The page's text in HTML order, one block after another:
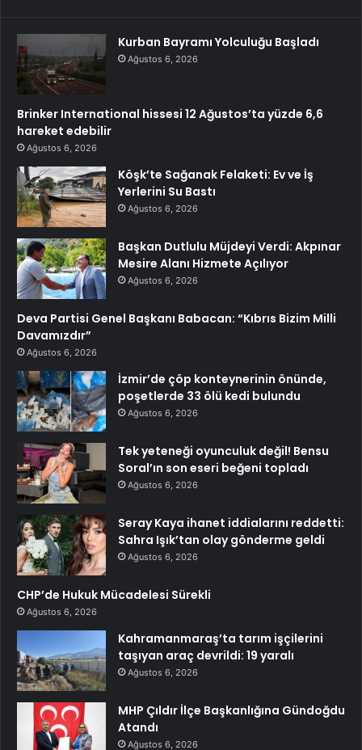
Kurban Bayramı Yolculuğu Başladı
Ağustos 6, 2026
Brinker International hissesi 12 Ağustos’ta yüzde 6,6
hareket edebilir
Ağustos 6, 2026
Köşk’te Sağanak Felaketi: Ev ve İş
Yerlerini Su Bastı
Ağustos 6, 2026
Başkan Dutlulu Müjdeyi Verdi: Akpınar
Mesire Alanı Hizmete Açılıyor
Ağustos 6, 2026
Deva Partisi Genel Başkanı Babacan: “Kıbrıs Bizim Milli
Davamızdır”
Ağustos 6, 2026
İzmir’de çöp konteynerinin önünde,
poşetlerde 33 ölü kedi bulundu
Ağustos 6, 2026
Tek yeteneği oyunculuk değil! Bensu
Soral’ın son eseri beğeni topladı
Ağustos 6, 2026
Seray Kaya ihanet iddialarını reddetti:
Sahra Işık’tan olay gönderme geldi
Ağustos 6, 2026
CHP’de Hukuk Mücadelesi Sürekli
Ağustos 6, 2026
Kahramanmaraş’ta tarım işçilerini
taşıyan araç devrildi: 19 yaralı
Ağustos 6, 2026
MHP Çıldır İlçe Başkanlığına Gündoğdu
Atandı
Ağustos 6, 2026